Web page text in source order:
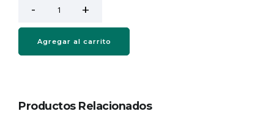
Agregar al carrito
Productos Relacionados